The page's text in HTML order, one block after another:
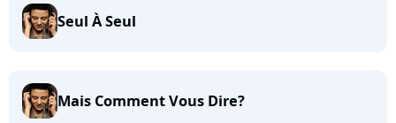
Seul À Seul
Mais Comment Vous Dire?